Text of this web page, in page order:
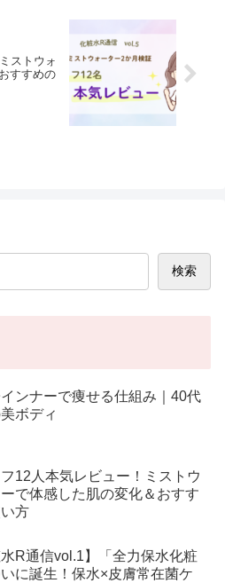
ストウォ
すすめの
検索
ンナーで痩せる仕組み｜40代
ボディ
12人本気レビュー！ミストウ
で体感した肌の変化＆おすす
方
水R通信vol.1】「全力保水化粧
に誕生！保水×皮膚常在菌ケ